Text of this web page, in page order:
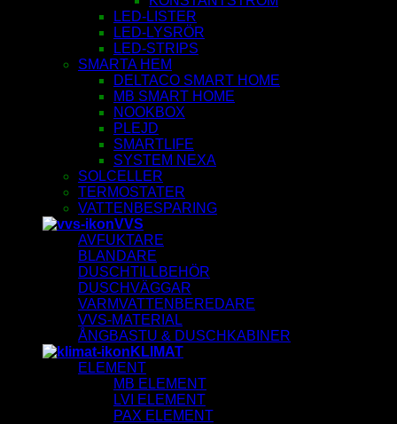
LED-LISTER
LED-LYSRÖR
LED-STRIPS
SMARTA HEM
DELTACO SMART HOME
MB SMART HOME
NOOKBOX
PLEJD
SMARTLIFE
SYSTEM NEXA
SOLCELLER
TERMOSTATER
VATTENBESPARING
VVS
AVFUKTARE
BLANDARE
DUSCHTILLBEHÖR
DUSCHVÄGGAR
VARMVATTENBEREDARE
VVS-MATERIAL
ÅNGBASTU & DUSCHKABINER
KLIMAT
ELEMENT
MB ELEMENT
LVI ELEMENT
PAX ELEMENT